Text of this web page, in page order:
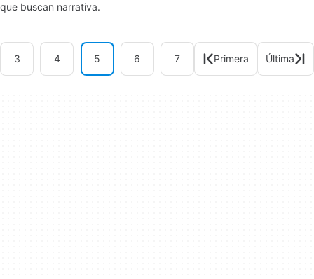
que buscan narrativa.
3 4 5 6 7 Primera Última